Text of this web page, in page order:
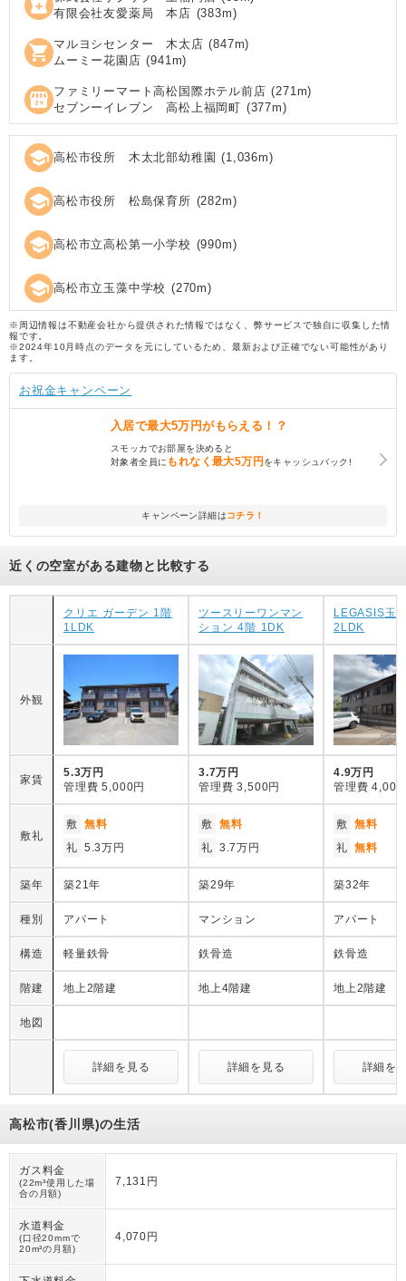
local_pharmacy 有限会社友愛薬局 本店 (383m)
shopping_cart マルヨシセンター 木太店 (847m)
ムーミー花園店 (941m)
local_convenience_store ファミリーマート高松国際ホテル前店 (271m)
セブンーイレブン 高松上福岡町 (377m)
school 高松市役所 木太北部幼稚園 (1,036m)
school 高松市役所 松島保育所 (282m)
school 高松市立高松第一小学校 (990m)
school 高松市立玉藻中学校 (270m)
※周辺情報は不動産会社から提供された情報ではなく、弊サービスで独自に収集した情
報です。
※2024年10月時点のデータを元にしているため、最新および正確でない可能性があり
ます。
お祝金キャンペーン
入居で最大5万円がもらえる！？
スモッカでお部屋を決めると
対象者全員に もれなく最大5万円 をキャッシュバック!
キャンペーン詳細はコチラ！
近くの空室がある建物と比較する
クリエ ガーデン 1階
1LDK
ツースリーワンマン
ション 4階 1DK
LEGASIS玉
2LDK
外観
家賃
5.3万円
管理費 5,000円
3.7万円
管理費 3,500円
4.9万円
管理費 4,000
敷礼
敷 無料
礼 5.3万円
敷 無料
礼 3.7万円
敷 無料
礼 無料
築年 築21年 築29年 築32年
種別 アパート マンション アパート
構造 軽量鉄骨 鉄骨造 鉄骨造
階建 地上2階建 地上4階建 地上2階建
地図
詳細を見る 詳細を見る 詳細を
高松市(香川県)の生活
ガス料金
(22m³使用した場
合の月額)
7,131円
水道料金
(口径20mmで
20m³の月額)
4,070円